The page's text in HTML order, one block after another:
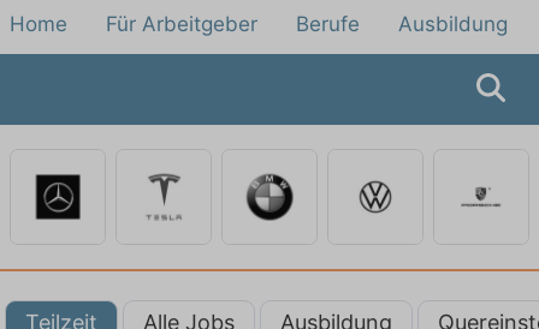
Home Für Arbeitgeber Berufe Ausbildung
Teilzeit Alle Jobs Ausbildung